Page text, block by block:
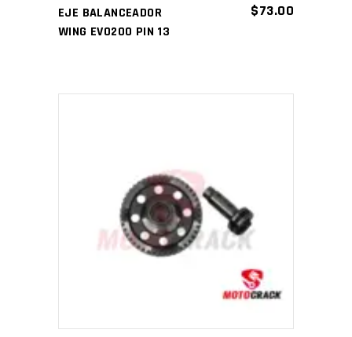
EJE BALANCEADOR
WING EVO200 PIN 13
$73.00
AÑADIR AL CARRITO